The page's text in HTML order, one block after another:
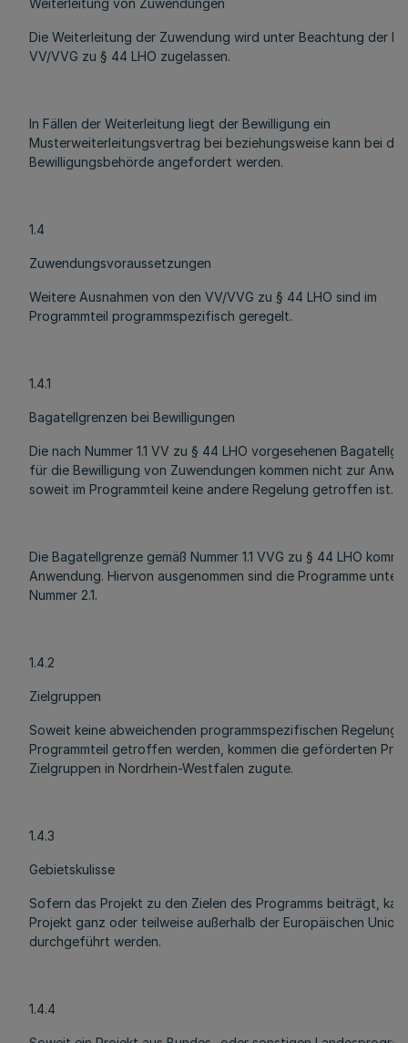
Weiterleitung von Zuwendungen
Die Weiterleitung der Zuwendung wird unter Beachtung der
VV/VVG zu § 44 LHO zugelassen.
In Fällen der Weiterleitung liegt der Bewilligung ein
Musterweiterleitungsvertrag bei beziehungsweise kann bei der
Bewilligungsbehörde angefordert werden.
1.4
Zuwendungsvoraussetzungen
Weitere Ausnahmen von den VV/VVG zu § 44 LHO sind im
Programmteil programmspezifisch geregelt.
1.4.1
Bagatellgrenzen bei Bewilligungen
Die nach Nummer 1.1 VV zu § 44 LHO vorgesehenen
für die Bewilligung von Zuwendungen kommen nicht zur
soweit im Programmteil keine andere Regelung getroffen ist.
Die Bagatellgrenze gemäß Nummer 1.1 VVG zu § 44 LHO
Anwendung. Hiervon ausgenommen sind die Programme unter
Nummer 2.1.
1.4.2
Zielgruppen
Soweit keine abweichenden programmspezifischen
Programmteil getroffen werden, kommen die geförderten
Zielgruppen in Nordrhein-Westfalen zugute.
1.4.3
Gebietskulisse
Sofern das Projekt zu den Zielen des Programms beiträgt,
Projekt ganz oder teilweise außerhalb der Europäischen Union
durchgeführt werden.
1.4.4